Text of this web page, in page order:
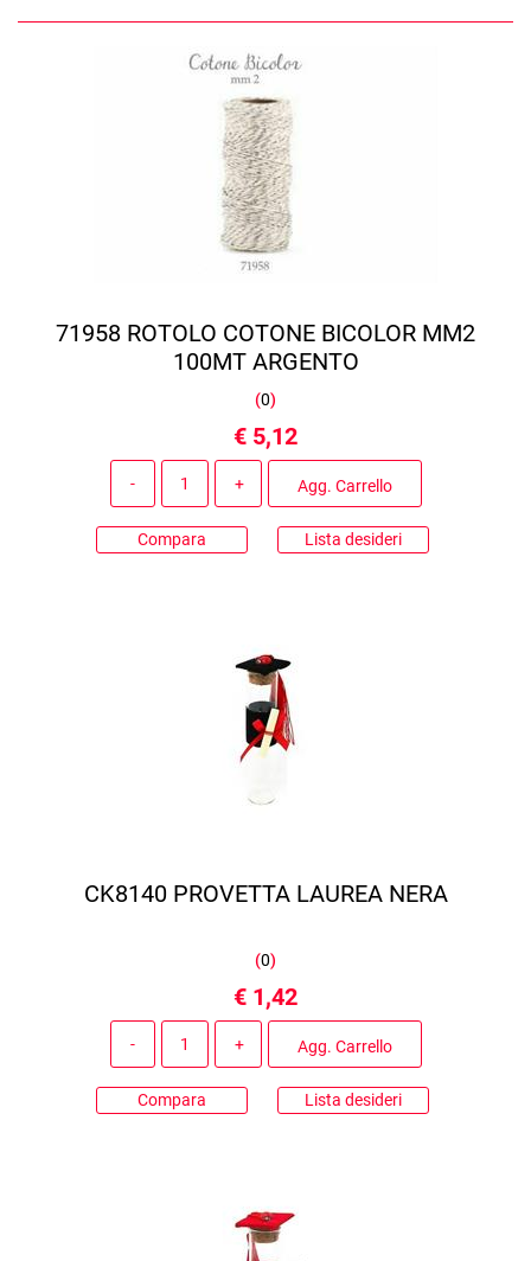
71958 ROTOLO COTONE BICOLOR MM2
100MT ARGENTO
(0)
€ 5,12
Agg. Carrello
Compara Lista desideri
CK8140 PROVETTA LAUREA NERA
(0)
€ 1,42
Agg. Carrello
Compara Lista desideri